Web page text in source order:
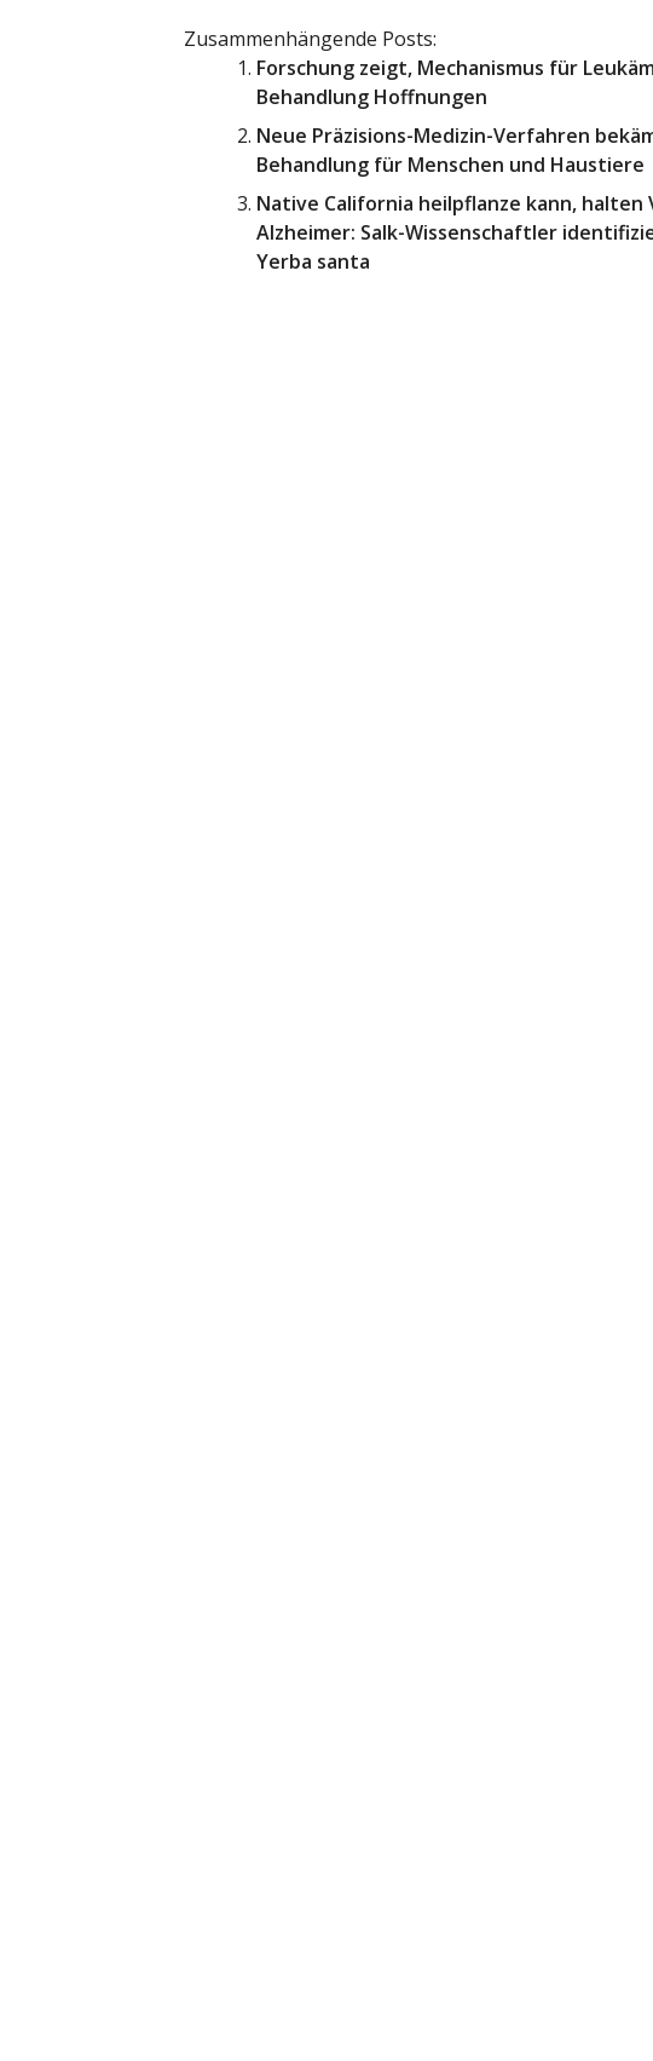
Zusammenhängende Posts:
Forschung zeigt, Mechanismus für
Behandlung Hoffnungen
Neue Präzisions-Medizin-Verfahren
Behandlung für Menschen und Haustiere
Native California heilpflanze kann,
Alzheimer: Salk-Wissenschaftler
Yerba santa